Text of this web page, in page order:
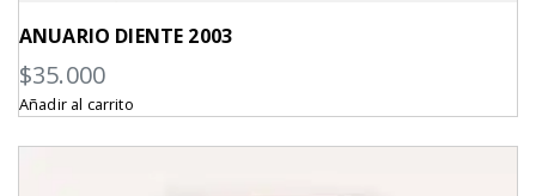
ANUARIO DIENTE 2003
$35.000
Añadir al carrito